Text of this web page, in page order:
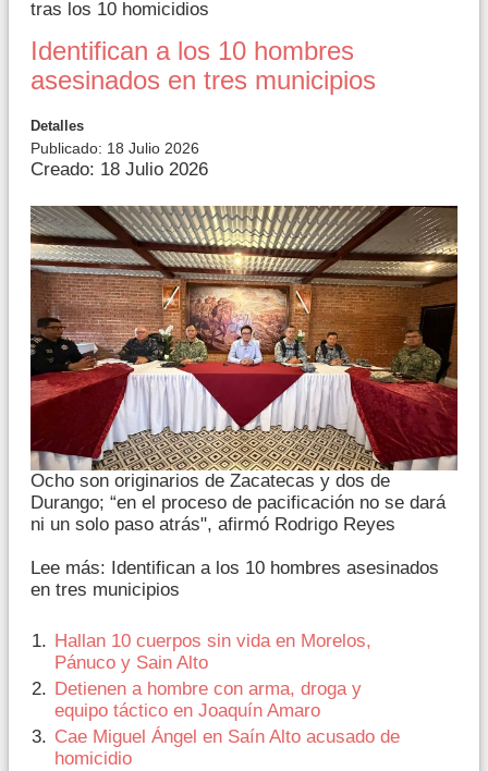
tras los 10 homicidios
Identifican a los 10 hombres
asesinados en tres municipios
Detalles
Publicado: 18 Julio 2026
Creado: 18 Julio 2026
Ocho son originarios de Zacatecas y dos de
Durango; “en el proceso de pacificación no se dará
ni un solo paso atrás", afirmó Rodrigo Reyes
Lee más: Identifican a los 10 hombres asesinados
en tres municipios
Hallan 10 cuerpos sin vida en Morelos,
Pánuco y Sain Alto
Detienen a hombre con arma, droga y
equipo táctico en Joaquín Amaro
Cae Miguel Ángel en Saín Alto acusado de
homicidio